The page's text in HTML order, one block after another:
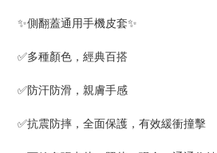
✨側翻蓋通用手機皮套✨
✅多種顏色，經典百搭
✅防汗防滑，親膚手感
✅抗震防摔，全面保護，有效緩衝撞擊